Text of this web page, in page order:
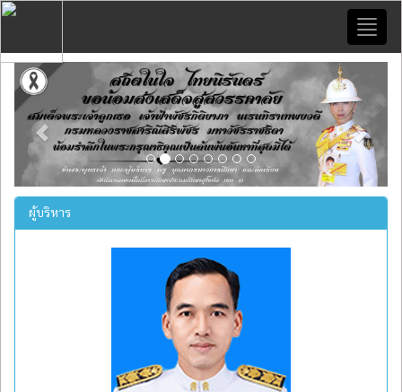
Previous
ผู้บริหาร